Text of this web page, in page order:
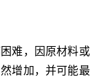
难，因原材料或
增加，并可能最